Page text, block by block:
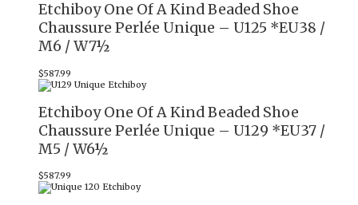
Etchiboy One Of A Kind Beaded Shoe
Chaussure Perlée Unique – U125 *EU38 /
M6 / W7½
$587.99
Etchiboy One Of A Kind Beaded Shoe
Chaussure Perlée Unique – U129 *EU37 /
M5 / W6½
$587.99